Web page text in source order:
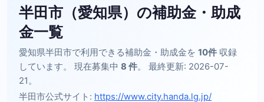
半田市（愛知県）の補助金・助成
金一覧
愛知県半田市で利用できる補助金・助成金を 10件 収録
しています。 現在募集中 8 件。 最終更新: 2026-07-
21。
半田市公式サイト: https://www.city.handa.lg.jp/